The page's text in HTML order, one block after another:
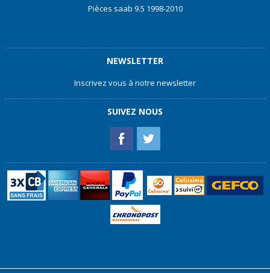
Pièces saab 9.5 1998-2010
NEWSLETTER
Inscrivez vous à notre newsletter
SUIVEZ NOUS